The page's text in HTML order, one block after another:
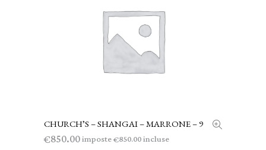
AGGIUNGI AL CARRELLO
CHURCH’S – SHANGAI – MARRONE – 9
€850.00imposte€850.00incluse